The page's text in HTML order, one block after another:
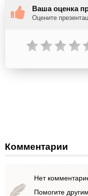
Ваша оценка
Оцените
Комментарии
Нет
Помогите